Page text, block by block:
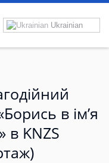
Ukrainian
в ім’я
в KNZS